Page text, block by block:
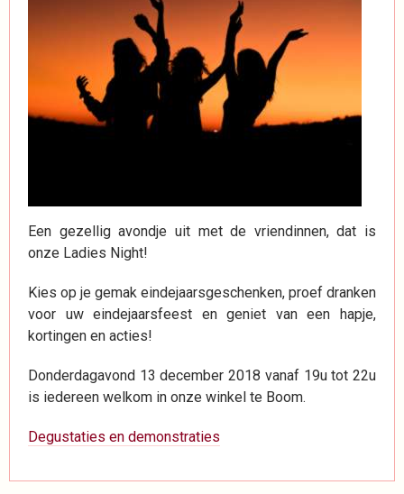
Een gezellig avondje uit met de vriendinnen, dat is
onze Ladies Night!
Kies op je gemak eindejaarsgeschenken, proef dranken
voor uw eindejaarsfeest en geniet van een hapje,
kortingen en acties!
Donderdagavond 13 december 2018 vanaf 19u tot 22u
is iedereen welkom in onze winkel te Boom.
Degustaties en demonstraties